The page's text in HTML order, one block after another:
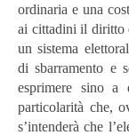
ordinaria e una
ai cittadini il diritto
un sistema
di sbarramento e
esprimere sino a
particolarità che,
s’intenderà che